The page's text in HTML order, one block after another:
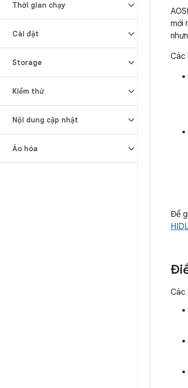
Thời gian chạy
Cài đặt
Storage
Kiểm thử
Nội dung cập nhật
Ảo hóa
mới
Các
Để
Các